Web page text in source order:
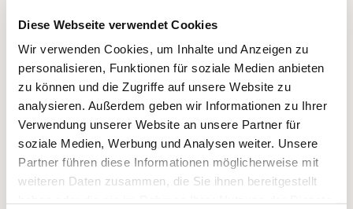
Diese Webseite verwendet Cookies
Wir verwenden Cookies, um Inhalte und Anzeigen zu
personalisieren, Funktionen für soziale Medien anbieten
zu können und die Zugriffe auf unsere Website zu
analysieren. Außerdem geben wir Informationen zu Ihrer
Verwendung unserer Website an unsere Partner für
soziale Medien, Werbung und Analysen weiter. Unsere
Partner führen diese Informationen möglicherweise mit
weiteren Daten zusammen, die Sie ihnen bereitgestellt